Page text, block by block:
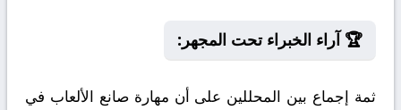
🏆 آراء الخبراء تحت المجهر:
ثمة إجماع بين المحللين على أن مهارة صانع الألعاب في